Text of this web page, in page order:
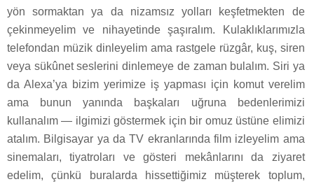
yön sormaktan ya da nizamsız yolları keşfetmekten de
çekinmeyelim ve nihayetinde şaşıralım. Kulaklıklarımızla
telefondan müzik dinleyelim ama rastgele rüzgâr, kuş, siren
veya sükûnet seslerini dinlemeye de zaman bulalım. Siri ya
da Alexa’ya bizim yerimize iş yapması için komut verelim
ama bunun yanında başkaları uğruna bedenlerimizi
kullanalım — ilgimizi göstermek için bir omuz üstüne elimizi
atalım. Bilgisayar ya da TV ekranlarında film izleyelim ama
sinemaları, tiyatroları ve gösteri mekânlarını da ziyaret
edelim, çünkü buralarda hissettiğimiz müşterek toplum,